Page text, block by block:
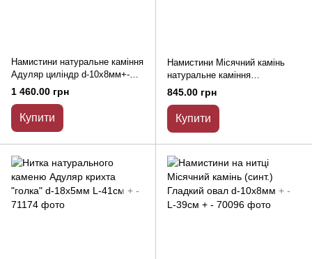
Намистини натуральне каміння
Адуляр циліндр d-10х8мм+-
бісер d-3мм L-40см+-
1 460.00 грн
Купити
Намистини Місячний камінь
натуральне каміння
багатогранники d-16х13мм+- на
волосіні L-38см+-
845.00 грн
Купити